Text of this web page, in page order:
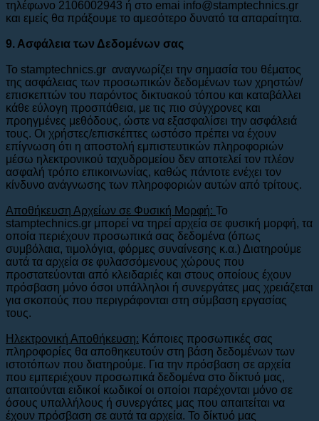
τηλέφωνο 2106002943 ή στο emai info@stamptechnics.gr
και εμείς θα πράξουμε το αμεσότερο δυνατό τα απαραίτητα.
9. Ασφάλεια των Δεδομένων σας
Το stamptechnics.gr αναγνωρίζει την σημασία του θέματος
της ασφάλειας των προσωπικών δεδομένων των χρηστών/
επισκεπτών του παρόντος δικτυακού τόπου και καταβάλλει
κάθε εύλογη προσπάθεια, με τις πιο σύγχρονες και
προηγμένες μεθόδους, ώστε να εξασφαλίσει την ασφάλειά
τους. Οι χρήστες/επισκέπτες ωστόσο πρέπει να έχουν
επίγνωση ότι η αποστολή εμπιστευτικών πληροφοριών
μέσω ηλεκτρονικού ταχυδρομείου δεν αποτελεί τον πλέον
ασφαλή τρόπο επικοινωνίας, καθώς πάντοτε ενέχει τον
κίνδυνο ανάγνωσης των πληροφοριών αυτών από τρίτους.
Αποθήκευση Αρχείων σε Φυσική Μορφή: To
stamptechnics.gr μπορεί να τηρεί αρχεία σε φυσική μορφή, τα
οποία περιέχουν προσωπικά σας δεδομένα (όπως
συμβόλαια, τιμολόγια, φόρμες συναίνεσης κ.α.) Διατηρούμε
αυτά τα αρχεία σε φυλασσόμενους χώρους που
προστατεύονται από κλειδαριές και στους οποίους έχουν
πρόσβαση μόνο όσοι υπάλληλοι ή συνεργάτες μας χρειάζεται
για σκοπούς που περιγράφονται στη σύμβαση εργασίας
τους.
Ηλεκτρονική Αποθήκευση: Κάποιες προσωπικές σας
πληροφορίες θα αποθηκευτούν στη βάση δεδομένων των
ιστοτόπων που διατηρούμε. Για την πρόσβαση σε αρχεία
που εμπεριέχουν προσωπικά δεδομένα στο δίκτυό μας,
απαιτούνται ειδικοί κωδικοί οι οποίοι παρέχονται μόνο σε
όσους υπαλλήλους ή συνεργάτες μας που απαιτείται να
έχουν πρόσβαση σε αυτά τα αρχεία. Το δίκτυό μας